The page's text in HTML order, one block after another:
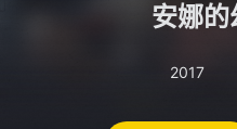
安娜
2017